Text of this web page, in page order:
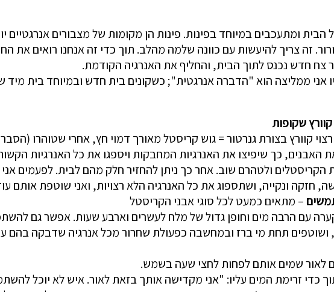
הבית ומתעכבים במיוחד בפינות. פינות הן מקומות של מצבורים
זה צריך להיעשות עם כוונה שלמה מהלב. תוך כדי זה אנחנו רואים את
צח חדש נכנס לתוך הבית, והחליף את האנרגיה הקודמת.
אני ממליצה הוא "הדברה אנרגטית"; כשקונים בית חדש ובמיוחד בית מיד
שקופות
קוורץ בצורת גנרטור = גוש קריסטל מאורך דמוי חץ, אחרי שטוהרו
האבנים, כך שיפיצו את האנרגיות המחבקות ויספגו את כל האנרגיות
את הקריסטלים ולטהרם שוב. אחר כך ניתן להחזיר חלק מהם לבית.
חזקה ונקייה, ושתספוג את כל האנרגיה הלא רצויות, ואני שוטפת
– מתאים כמעט לכל סוגי אבני הקריסטל
ושוטפים תחת מי ברז ובמחשבה כפעולת שחרור מכל אנרגיה שדבקה בהם
זרימת המים עליו: "אני מקדישה אותך בזאת לאור. איש לא יוכל